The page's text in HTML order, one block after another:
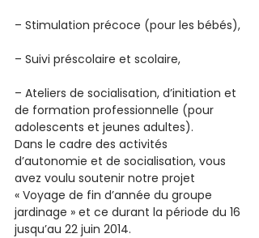
– Stimulation précoce (pour les bébés),
– Suivi préscolaire et scolaire,
– Ateliers de socialisation, d’initiation et
de formation professionnelle (pour
adolescents et jeunes adultes).
Dans le cadre des activités
d’autonomie et de socialisation, vous
avez voulu soutenir notre projet
« Voyage de fin d’année du groupe
jardinage » et ce durant la période du 16
jusqu’au 22 juin 2014.